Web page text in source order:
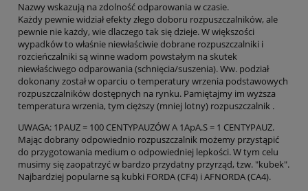
Nazwy wskazują na zdolność odparowania w czasie.
Każdy pewnie widział efekty złego doboru rozpuszczalników, ale
pewnie nie każdy, wie dlaczego tak się dzieje. W większości
wypadków to właśnie niewłaściwie dobrane rozpuszczalniki i
rozcieńczalniki są winne wadom powstałym na skutek
niewłaściwego odparowania (schnięcia/suszenia). Ww. podział
dokonany został w oparciu o temperatury wrzenia podstawowych
rozpuszczalników dostępnych na rynku. Pamiętajmy im wyższa
temperatura wrzenia, tym cięższy (mniej lotny) rozpuszczalnik .
UWAGA: 1PAUZ = 100 CENTYPAUZÓW A 1ApA.S = 1 CENTYPAUZ.
Mając dobrany odpowiednio rozpuszczalnik możemy przystąpić
do przygotowania medium o odpowiedniej lepkości. W tym celu
musimy się zaopatrzyć w bardzo przydatny przyrząd, tzw. "kubek".
Najbardziej popularne są kubki FORDA (CF4) i AFNORDA (CA4).